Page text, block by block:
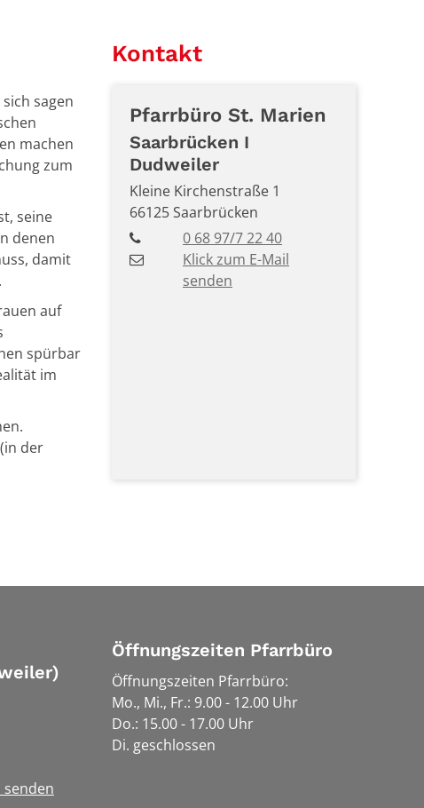
sagen
machen
zum
seine
denen
damit
auf
spürbar
im
der
Kontakt
Pfarrbüro St. Marien
Saarbrücken I
Dudweiler
Kleine Kirchenstraße 1
66125Saarbrücken
0 68 97/7 22 40
Klick zum E-Mail
senden
senden
Öffnungszeiten Pfarrbüro
Öffnungszeiten Pfarrbüro:
Mo., Mi., Fr.: 9.00 - 12.00 Uhr
Do.: 15.00 - 17.00 Uhr
Di. geschlossen